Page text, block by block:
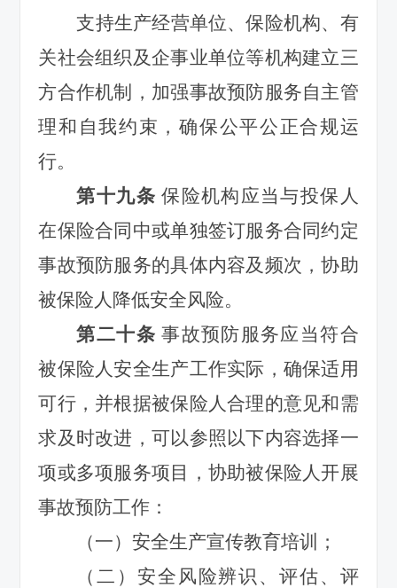
支持生产经营单位、保险机构、有
关社会组织及企事业单位等机构建立三
方合作机制，加强事故预防服务自主管
理和自我约束，确保公平公正合规运
行。
第十九条 保险机构应当与投保人
在保险合同中或单独签订服务合同约定
事故预防服务的具体内容及频次，协助
被保险人降低安全风险。
第二十条 事故预防服务应当符合
被保险人安全生产工作实际，确保适用
可行，并根据被保险人合理的意见和需
求及时改进，可以参照以下内容选择一
项或多项服务项目，协助被保险人开展
事故预防工作：
（一）安全生产宣传教育培训；
（二）安全风险辨识、评估、评